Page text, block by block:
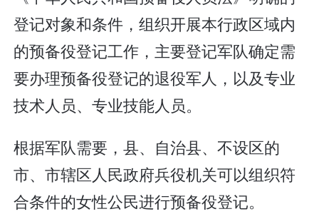
登记对象和条件，组织开展本行政区域内
的预备役登记工作，主要登记军队确定需
要办理预备役登记的退役军人，以及专业
技术人员、专业技能人员。
根据军队需要，县、自治县、不设区的
市、市辖区人民政府兵役机关可以组织符
合条件的女性公民进行预备役登记。